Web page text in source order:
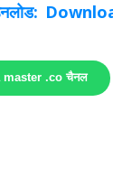
master .co चैनल